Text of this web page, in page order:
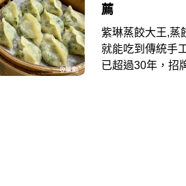
薦
紫琳蒸餃大王,蒸
就能吃到傳統手
已超過30年，招